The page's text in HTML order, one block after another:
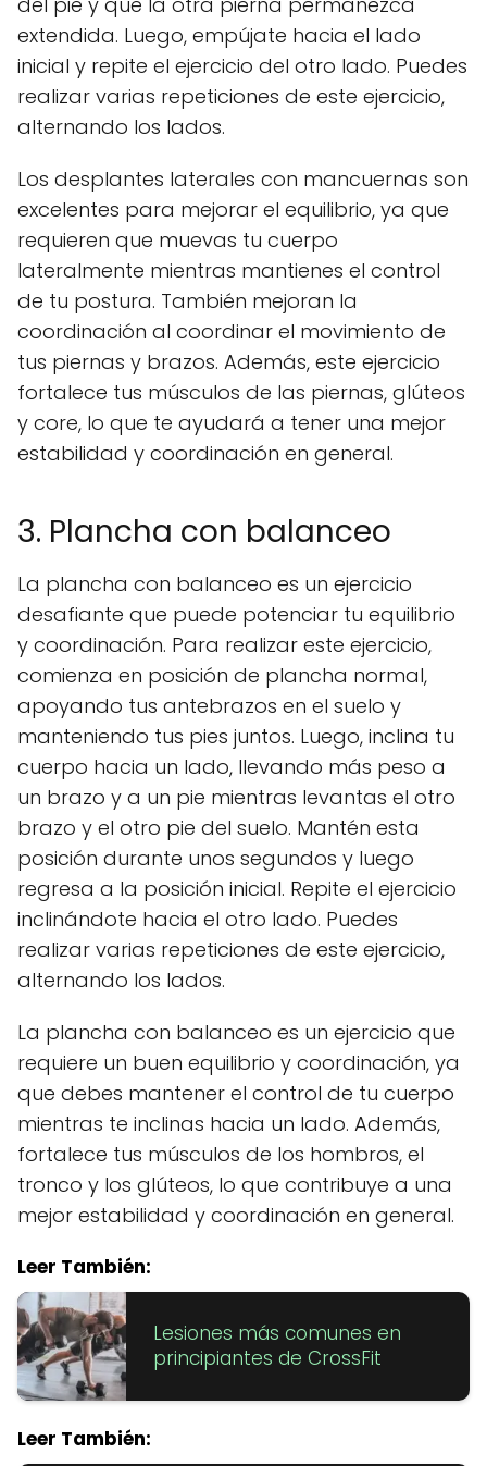
extendida. Luego, empújate hacia el lado
inicial y repite el ejercicio del otro lado. Puedes
realizar varias repeticiones de este ejercicio,
alternando los lados.
Los desplantes laterales con mancuernas son
excelentes para mejorar el equilibrio, ya que
requieren que muevas tu cuerpo
lateralmente mientras mantienes el control
de tu postura. También mejoran la
coordinación al coordinar el movimiento de
tus piernas y brazos. Además, este ejercicio
fortalece tus músculos de las piernas, glúteos
y core, lo que te ayudará a tener una mejor
estabilidad y coordinación en general.
3. Plancha con balanceo
La plancha con balanceo es un ejercicio
desafiante que puede potenciar tu equilibrio
y coordinación. Para realizar este ejercicio,
comienza en posición de plancha normal,
apoyando tus antebrazos en el suelo y
manteniendo tus pies juntos. Luego, inclina tu
cuerpo hacia un lado, llevando más peso a
un brazo y a un pie mientras levantas el otro
brazo y el otro pie del suelo. Mantén esta
posición durante unos segundos y luego
regresa a la posición inicial. Repite el ejercicio
inclinándote hacia el otro lado. Puedes
realizar varias repeticiones de este ejercicio,
alternando los lados.
La plancha con balanceo es un ejercicio que
requiere un buen equilibrio y coordinación, ya
que debes mantener el control de tu cuerpo
mientras te inclinas hacia un lado. Además,
fortalece tus músculos de los hombros, el
tronco y los glúteos, lo que contribuye a una
mejor estabilidad y coordinación en general.
Leer También:
Lesiones más comunes en
principiantes de CrossFit
Leer También: